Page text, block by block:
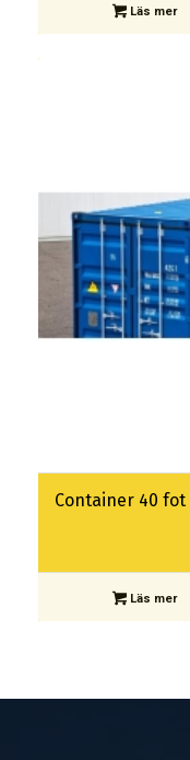
Läs mer
Container 40 fot
Läs mer